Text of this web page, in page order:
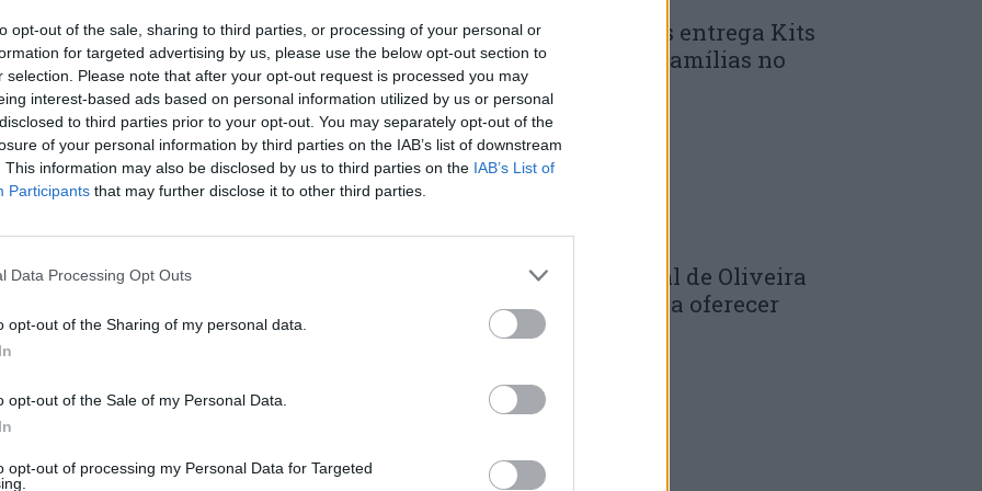
opt-out of the sale, sharing to third parties, or processing of your personal or
for targeted advertising by us, please use the below opt-out section to
selection. Please note that after your opt-out request is processed you may
interest-based ads based on personal information utilized by us or personal
to third parties prior to your opt-out. You may separately opt-out of the
of your personal information by third parties on the IAB’s list of downstream
This information may also be disclosed by us to third parties on the IAB’s List of
Participants that may further disclose it to other third parties.
Data Processing Opt Outs
opt-out of the Sharing of my personal data.
opt-out of the Sale of my Personal Data.
opt-out of processing my Personal Data for Targeted
a sua indignação por o conselho de
agora, qualquer resposta ao pedido de
em vigor do decreto-lei.
sindical é “ajudar” a esclarecer situações
e que estão a ter interpretações distintas.
a lei não está a ser, nem bem
está a penalizar cerca de 200 dos quase
estão resolvidas e que vêm aprofundar as
tratadas e resolvidas para que de,
disse.
é urgente que a reunião com a
Município de Góis entrega Kits
Comunitários às famílias no
âmbito do...
30 DE JULHO, 2026
Câmara Municipal de Oliveira
do Hospital volta a oferecer
cadernos de...